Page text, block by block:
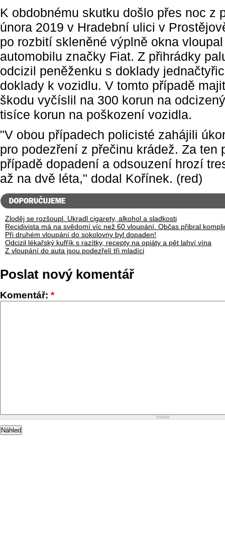
K obdobnému skutku došlo přes noc z
února 2019 v Hradební ulici v
po rozbití skleněné výplně okna
automobilu značky Fiat. Z přihrádky
odcizil peněženku s doklady
doklady k vozidlu. V tomto případě
škodu vyčíslil na 300 korun na
tisíce korun na poškození vozidla.
"V obou případech policisté zahájili
pro podezření z přečinu krádež. Za ten
případě dopadení a odsouzení hrozí
až na dvě léta," dodal Kořínek. (red)
Zloděj se rozšoupl. Ukradl cigarety, alkohol a sladkosti
Recidivista má na svědomí víc než 60 vloupání. Občas přibral
Při druhém vloupání do sokolovny byl dopaden!
Odcizil lékařský kufřík s razítky, recepty na opiáty a pět lahví vína
Z vloupání do auta jsou podezřelí tři mladíci
Poslat nový komentář
Komentář: *